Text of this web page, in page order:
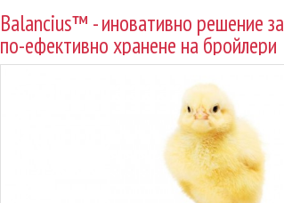
Balancius™ - иновативно решение за
по-ефективно хранене на бройлери